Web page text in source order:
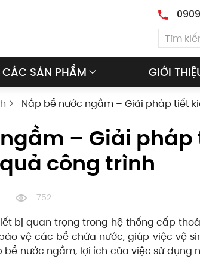
CÁC SẢN PHẨM GIỚI
Nắp bể nước ngầm – Giải pháp tiết
– Giải
công trình
752
bị quan trọng trong hệ thống cấp
vệ các bể chứa nước, giúp việc vệ
bể nước ngầm, lợi ích của việc sử